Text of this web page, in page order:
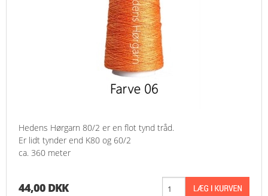
Hedens Hørgarn 80/2 er en flot tynd tråd.
Er lidt tynder end K80 og 60/2
ca. 360 meter
44,00 DKK